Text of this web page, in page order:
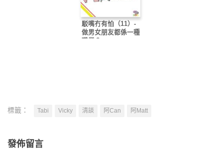
駁嘴冇有怕（11）-
做男女朋友都係一種
職業？
標籤： Tabi Vicky 清談 阿Can 阿Matt
發佈留言